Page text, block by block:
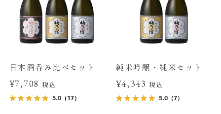
日本酒呑み比べセット
¥7,708税込
5.0（17）
純米吟醸・純米セット
¥4,343 税込
5.0 （7）